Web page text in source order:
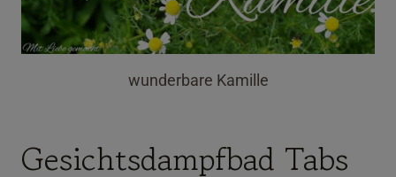
wunderbare Kamille
Gesichtsdampfbad Tabs